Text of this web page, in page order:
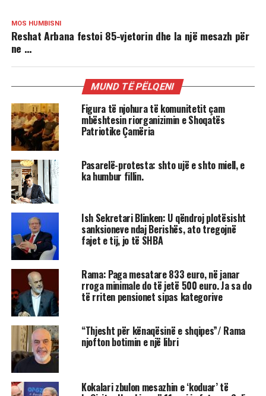
MOS HUMBISNI
Reshat Arbana festoi 85-vjetorin dhe la një mesazh për
ne …
MUND TË PËLQENI
Figura të njohura të komunitetit çam
mbështesin riorganizimin e Shoqatës
Patriotike Çamëria
Pasarelë-protesta: shto ujë e shto miell, e
ka humbur fillin.
Ish Sekretari Blinken: U qëndroj plotësisht
sanksioneve ndaj Berishës, ato tregojnë
fajet e tij, jo të SHBA
Rama: Paga mesatare 833 euro, në janar
rroga minimale do të jetë 500 euro. Ja sa do
të rriten pensionet sipas kategorive
“Thjesht për kënaqësinë e shqipes”/ Rama
njofton botimin e një libri
Kokalari zbulon mesazhin e ‘koduar’ të